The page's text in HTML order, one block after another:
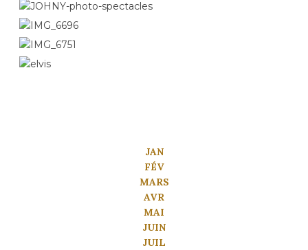
JAN
FÉV
MARS
AVR
MAI
JUIN
JUIL